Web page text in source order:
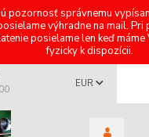
pozornosť správnemu
výhradne na mail. Pri
posielame len keď
fyzicky k dispozícii.
EUR